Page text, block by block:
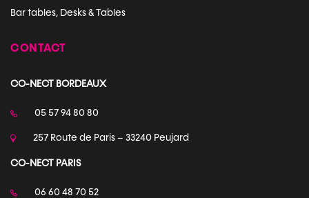
Bar tables, Desks & Tables
CONTACT
CO-NECT BORDEAUX
05 57 94 80 80
257 Route de Paris – 33240 Peujard
CO-NECT PARIS
06 60 48 70 52